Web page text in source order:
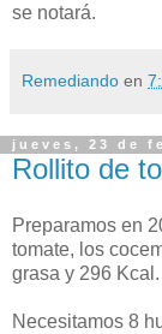
se notará.
Remediando en
jueves, 23 de
Rollito de
Preparamos en
tomate, los
grasa y 296
Necesitamos 8